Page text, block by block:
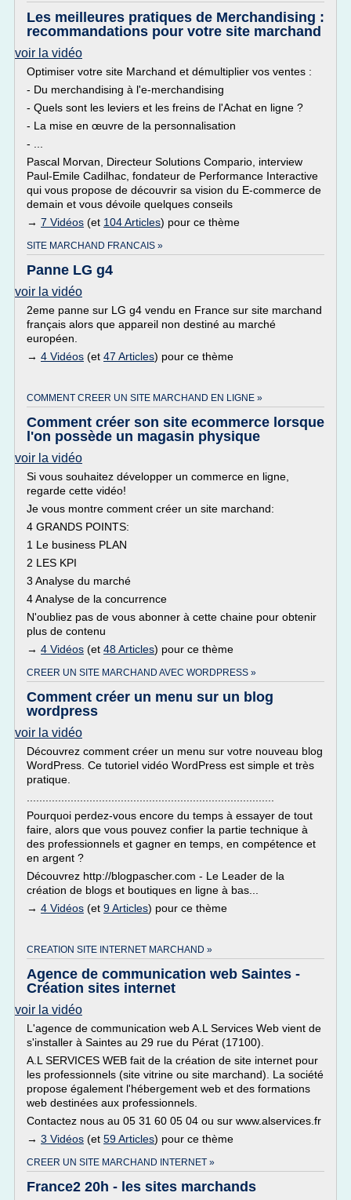
Les meilleures pratiques de Merchandising :
recommandations pour votre site marchand
voir la vidéo
Optimiser votre site Marchand et démultiplier vos ventes :
- Du merchandising à l'e-merchandising
- Quels sont les leviers et les freins de l'Achat en ligne ?
- La mise en œuvre de la personnalisation
- ...
Pascal Morvan, Directeur Solutions Compario, interview
Paul-Emile Cadilhac, fondateur de Performance Interactive
qui vous propose de découvrir sa vision du E-commerce de
demain et vous dévoile quelques conseils
→ 7 Vidéos (et 104 Articles) pour ce thème
SITE MARCHAND FRANCAIS »
Panne LG g4
voir la vidéo
2eme panne sur LG g4 vendu en France sur site marchand
français alors que appareil non destiné au marché
européen.
→ 4 Vidéos (et 47 Articles) pour ce thème
COMMENT CREER UN SITE MARCHAND EN LIGNE »
Comment créer son site ecommerce lorsque
l'on possède un magasin physique
voir la vidéo
Si vous souhaitez développer un commerce en ligne,
regarde cette vidéo!
Je vous montre comment créer un site marchand:
4 GRANDS POINTS:
1 Le business PLAN
2 LES KPI
3 Analyse du marché
4 Analyse de la concurrence
N'oubliez pas de vous abonner à cette chaine pour obtenir
plus de contenu
→ 4 Vidéos (et 48 Articles) pour ce thème
CREER UN SITE MARCHAND AVEC WORDPRESS »
Comment créer un menu sur un blog
wordpress
voir la vidéo
Découvrez comment créer un menu sur votre nouveau blog
WordPress. Ce tutoriel vidéo WordPress est simple et très
pratique.
Pourquoi perdez-vous encore du temps à essayer de tout
faire, alors que vous pouvez confier la partie technique à
des professionnels et gagner en temps, en compétence et
en argent ?
Découvrez http://blogpascher.com - Le Leader de la
création de blogs et boutiques en ligne à bas...
→ 4 Vidéos (et 9 Articles) pour ce thème
CREATION SITE INTERNET MARCHAND »
Agence de communication web Saintes -
Création sites internet
voir la vidéo
L'agence de communication web A.L Services Web vient de
s'installer à Saintes au 29 rue du Pérat (17100).
A.L SERVICES WEB fait de la création de site internet pour
les professionnels (site vitrine ou site marchand). La société
propose également l'hébergement web et des formations
web destinées aux professionnels.
Contactez nous au 05 31 60 05 04 ou sur www.alservices.fr
→ 3 Vidéos (et 59 Articles) pour ce thème
CREER UN SITE MARCHAND INTERNET »
France2 20h - les sites marchands